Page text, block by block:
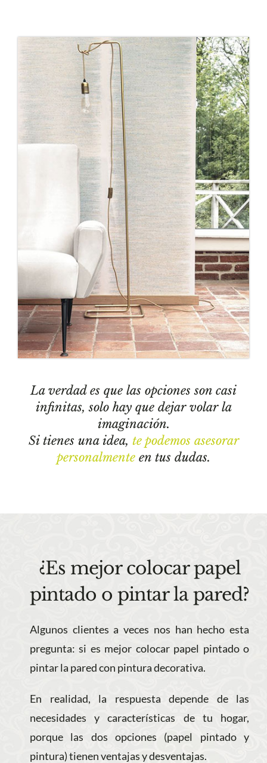
La verdad es que las opciones son casi
infinitas, solo hay que dejar volar la
imaginación.
Si tienes una idea, te podemos asesorar
personalmente en tus dudas.
¿Es mejor colocar papel
pintado o pintar la pared?
Algunos clientes a veces nos han hecho esta
pregunta: si es mejor colocar papel pintado o
pintar la pared con pintura decorativa.
En realidad, la respuesta depende de las
necesidades y características de tu hogar,
porque las dos opciones (papel pintado y
pintura) tienen ventajas y desventajas.